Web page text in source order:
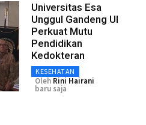
Universitas Esa
Unggul Gandeng UI
Perkuat Mutu
Pendidikan
Kedokteran
KESEHATAN
Oleh Rini Hairani
baru saja